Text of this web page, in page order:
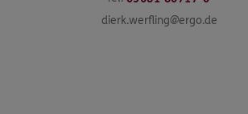
dierk.werfling@ergo.de